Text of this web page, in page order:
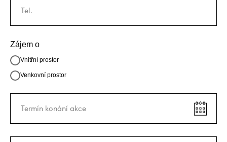
Zájem o
Vnitřní prostor
Venkovní prostor